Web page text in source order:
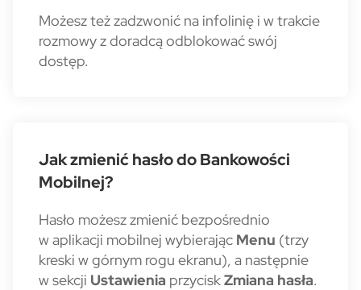
Możesz też zadzwonić na infolinię i w trakcie
rozmowy z doradcą odblokować swój
dostęp.
Jak zmienić hasło do Bankowości
Mobilnej?
Hasło możesz zmienić bezpośrednio
w aplikacji mobilnej wybierając Menu (trzy
kreski w górnym rogu ekranu), a następnie
w sekcji Ustawienia przyciskZmiana hasła.